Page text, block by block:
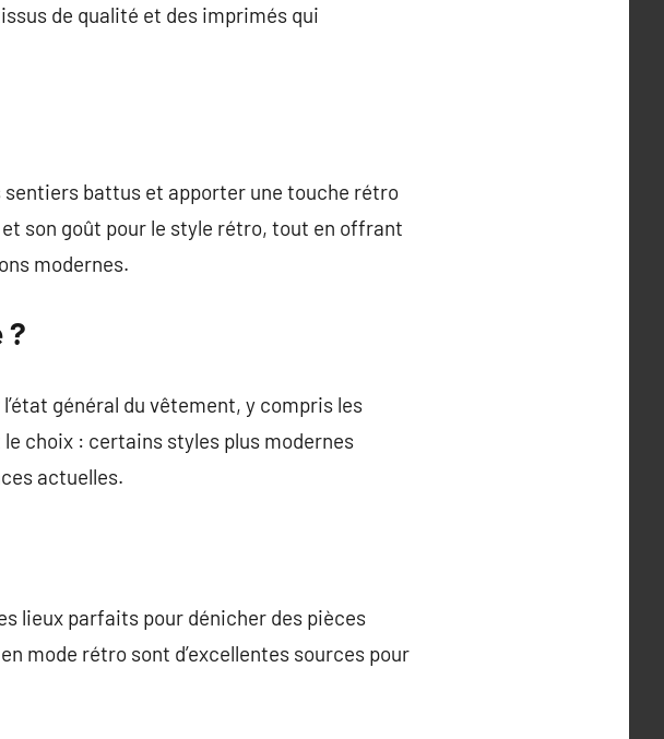
de qualité et des imprimés qui
battus et apporter une touche rétro
son goût pour le style rétro, tout en offrant
modernes.
?
général du vêtement, y compris les
choix : certains styles plus modernes
actuelles.
lieux parfaits pour dénicher des pièces
mode rétro sont d’excellentes sources pour